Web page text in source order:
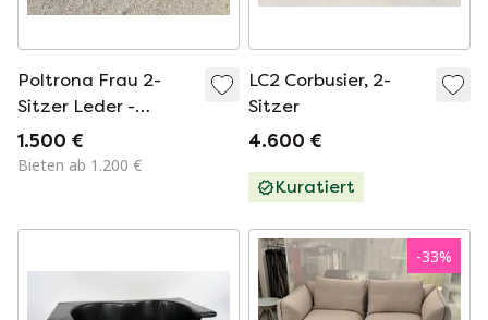
Poltrona Frau 2-
Sitzer Leder -
Design Tito Agnoli
1.500 €
Bieten ab 1.200 €
LC2 Corbusier, 2-
Sitzer
4.600 €
Kuratiert
-33%